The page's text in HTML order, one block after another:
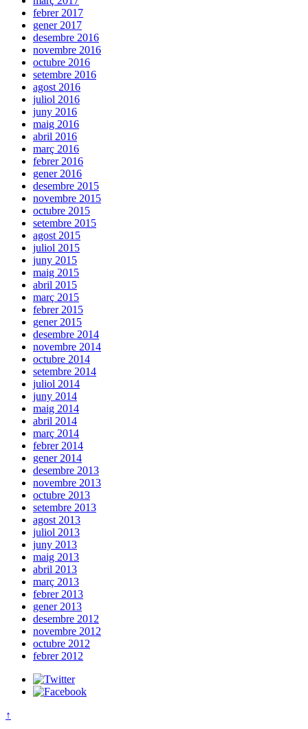
febrer 2017
gener 2017
desembre 2016
novembre 2016
octubre 2016
setembre 2016
agost 2016
juliol 2016
juny 2016
maig 2016
abril 2016
març 2016
febrer 2016
gener 2016
desembre 2015
novembre 2015
octubre 2015
setembre 2015
agost 2015
juliol 2015
juny 2015
maig 2015
abril 2015
març 2015
febrer 2015
gener 2015
desembre 2014
novembre 2014
octubre 2014
setembre 2014
juliol 2014
juny 2014
maig 2014
abril 2014
març 2014
febrer 2014
gener 2014
desembre 2013
novembre 2013
octubre 2013
setembre 2013
agost 2013
juliol 2013
juny 2013
maig 2013
abril 2013
març 2013
febrer 2013
gener 2013
desembre 2012
novembre 2012
octubre 2012
febrer 2012
↑